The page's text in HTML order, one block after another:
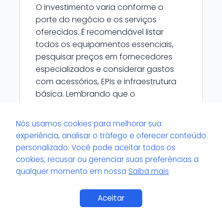
O investimento varia conforme o
porte do negócio e os serviços
oferecidos. É recomendável listar
todos os equipamentos essenciais,
pesquisar preços em fornecedores
especializados e considerar gastos
com acessórios, EPIs e infraestrutura
básica. Lembrando que o
apenas informativo e não realiza
cotações ou vendas.
Existem limitações técnicas no uso de
determinados equipamentos em
Nós usamos cookies para melhorar sua
experiência, analisar o tráfego e oferecer conteúdo
personalizado. Você pode aceitar todos os
cookies, recusar ou gerenciar suas preferências a
qualquer momento em nossa Saiba mais
Aceitar